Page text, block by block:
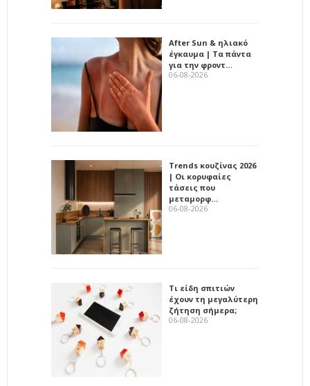
After Sun & ηλιακό
έγκαυμα | Τα πάντα
για την φροντ…
06-08-2026
Trends κουζίνας 2026
| Οι κορυφαίες
τάσεις που
μεταμορφ…
06-08-2026
Τι είδη σπιτιών
έχουν τη μεγαλύτερη
ζήτηση σήμερα;
06-08-2026